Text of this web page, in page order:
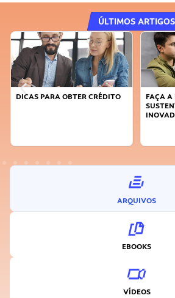
ÚLTIMOS ARTIGOS
DICAS PARA OBTER CRÉDITO
FAÇA A
ARQUIVOS
EBOOKS
VÍDEOS